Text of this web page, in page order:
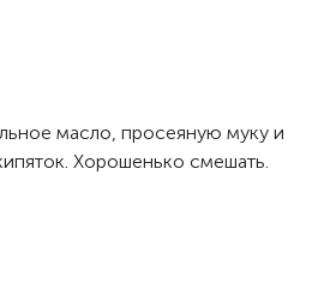
масло, просеяную муку и
Хорошенько смешать.